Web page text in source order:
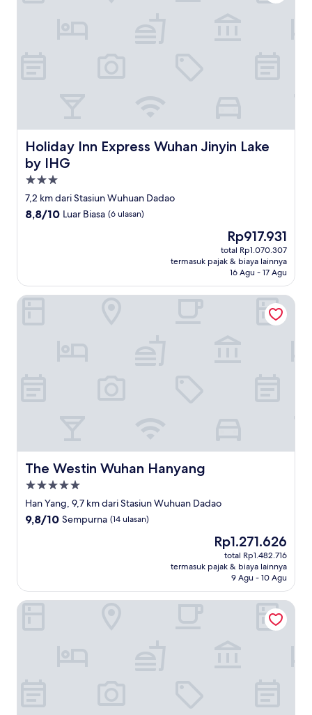
Holiday Inn Express Wuhan Jinyin Lake
by IHG
Holiday Inn Express Wuhan Jinyin Lake by IHG
Properti
bintang
3.0
7,2 km dari Stasiun Wuhuan Dadao
8.8
ulasan)
8,8/10 Luar Biasa (6 ulasan)
Harga
sekarang
Rp917.931
Rp917.931
total Rp1.070.307
termasuk pajak & biaya lainnya
16 Agu - 17 Agu
The Westin Wuhan Hanyang
The Westin Wuhan Hanyang
Properti
bintang
5.0
Han Yang, 9,7 km dari Stasiun Wuhuan Dadao
9.8
9,8/10 Sempurna (14 ulasan)
Harga
sekarang
Rp1.271.626
Rp1.271.626
total Rp1.482.716
termasuk pajak & biaya lainnya
9 Agu - 10 Agu
The Westin Wuhan Hanyang
Eurasia Convention International Hotel